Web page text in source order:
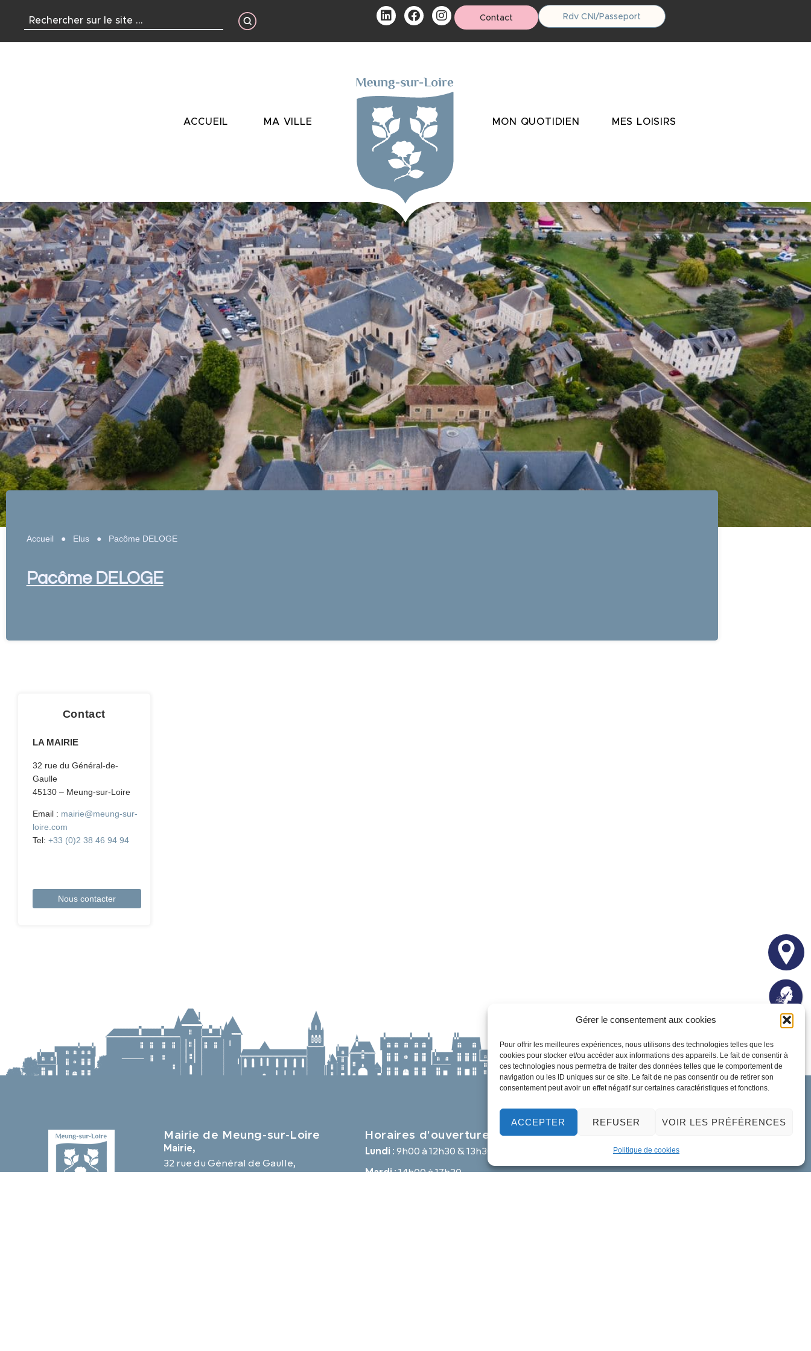
Gérer le consentement aux cookies
Pour offrir les meilleures expériences, nous utilisons des technologies telles que les
cookies pour stocker et/ou accéder aux informations des appareils. Le fait de consentir à
ces technologies nous permettra de traiter des données telles que le comportement de
navigation ou les ID uniques sur ce site. Le fait de ne pas consentir ou de retirer son
consentement peut avoir un effet négatif sur certaines caractéristiques et fonctions.
ACCEPTER REFUSER VOIR LES PRÉFÉRENCES
Politique de cookies
principal
Contact Rdv CNI/Passeport
ACCUEIL MA VILLE MON QUOTIDIEN MES LOISIRS
Accueil ● Elus● Pacôme DELOGE
Pacôme DELOGE
Contact
LA MAIRIE
32 rue du Général-de-
Gaulle
45130 – Meung-sur-Loire
Email : mairie@meung-sur-
loire.com
Tel:+33 (0)2 38 46 94 94
Nous contacter
Mairie de Meung-sur-Loire
Mairie,
32 rue du Général de Gaulle,
Horaires d'ouverture
Lundi :9h00 à 12h30 & 13h30 à 18h00
Mardi :14h00 à 17h30